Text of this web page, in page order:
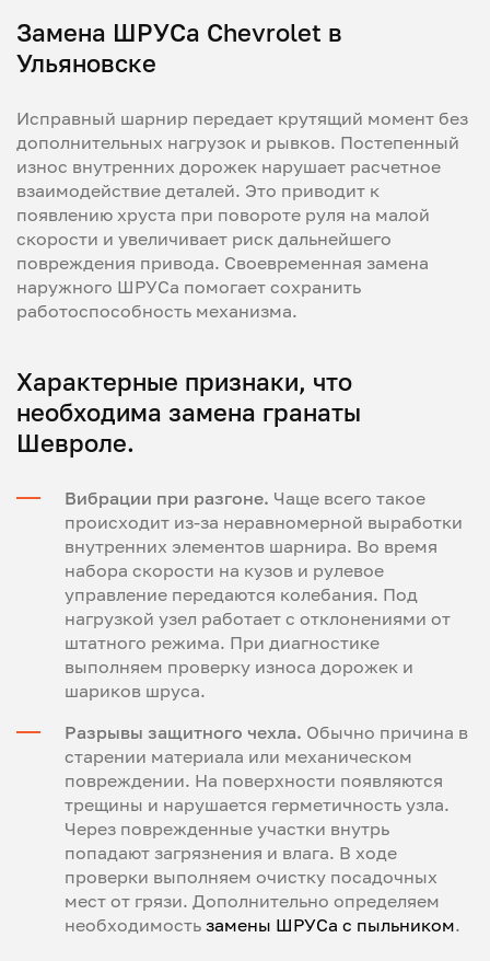
Замена ШРУСа Chevrolet в
Ульяновске
Исправный шарнир передает крутящий момент без
дополнительных нагрузок и рывков. Постепенный
износ внутренних дорожек нарушает расчетное
взаимодействие деталей. Это приводит к
появлению хруста при повороте руля на малой
скорости и увеличивает риск дальнейшего
повреждения привода. Своевременная замена
наружного ШРУСа помогает сохранить
работоспособность механизма.
Характерные признаки, что
необходима замена гранаты
Шевроле.
Вибрации при разгоне. Чаще всего такое
происходит из-за неравномерной выработки
внутренних элементов шарнира. Во время
набора скорости на кузов и рулевое
управление передаются колебания. Под
нагрузкой узел работает с отклонениями от
штатного режима. При диагностике
выполняем проверку износа дорожек и
шариков шруса.
Разрывы защитного чехла. Обычно причина в
старении материала или механическом
повреждении. На поверхности появляются
трещины и нарушается герметичность узла.
Через поврежденные участки внутрь
попадают загрязнения и влага. В ходе
проверки выполняем очистку посадочных
мест от грязи. Дополнительно определяем
необходимость замены ШРУСа с пыльником.